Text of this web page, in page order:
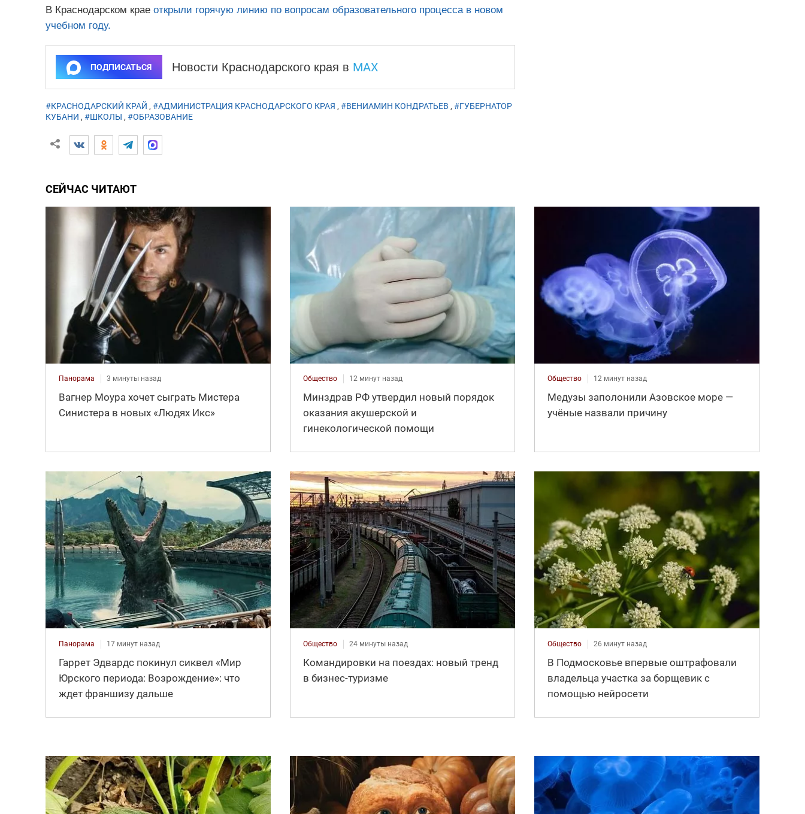
В Краснодарском крае открыли горячую линию по вопросам образовательного процесса в новом
учебном году.
ПОДПИСАТЬСЯ Новости Краснодарского края в MAX
#КРАСНОДАРСКИЙ КРАЙ , #АДМИНИСТРАЦИЯ КРАСНОДАРСКОГО КРАЯ , #ВЕНИАМИН КОНДРАТЬЕВ , #ГУБЕРНАТОР
КУБАНИ , #ШКОЛЫ , #ОБРАЗОВАНИЕ
СЕЙЧАС ЧИТАЮТ
Панорама 3 минуты назад
Вагнер Моура хочет сыграть Мистера
Синистера в новых «Людях Икс»
Общество 12 минут назад
Минздрав РФ утвердил новый порядок
оказания акушерской и
гинекологической помощи
Общество 12 минут назад
Медузы заполонили Азовское море —
учёные назвали причину
Панорама 17 минут назад
Гаррет Эдвардс покинул сиквел «Мир
Юрского периода: Возрождение»: что
ждет франшизу дальше
Общество 24 минуты назад
Командировки на поездах: новый тренд
в бизнес-туризме
Общество 26 минут назад
В Подмосковье впервые оштрафовали
владельца участка за борщевик с
помощью нейросети